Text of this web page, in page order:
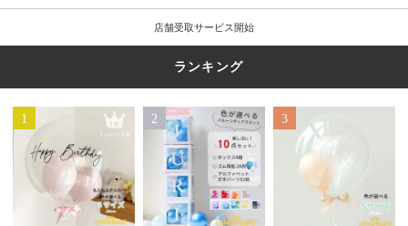
店舗受取サービス開始
ランキング
1 2 3